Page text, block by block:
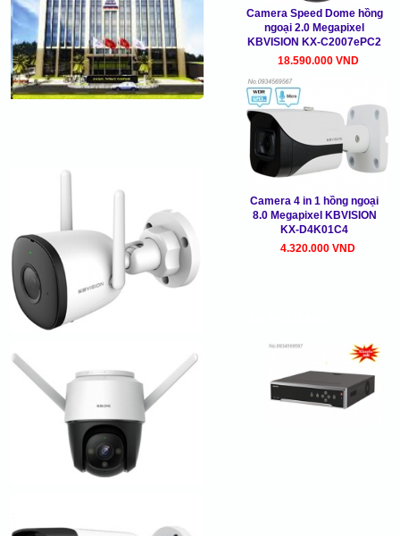
Camera Speed Dome hồng
ngoại 2.0 Megapixel
KBVISION KX-C2007ePC2
18.590.000 VND
Camera 4 in 1 hồng ngoại
8.0 Megapixel KBVISION
KX-D4K01C4
4.320.000 VND